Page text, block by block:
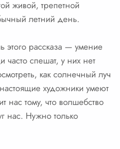
живой, трепетной
летний день.
этого рассказа — умение
часто спешат, у них нет
как солнечный луч
художники умеют
нас тому, что волшебство
нас. Нужно только